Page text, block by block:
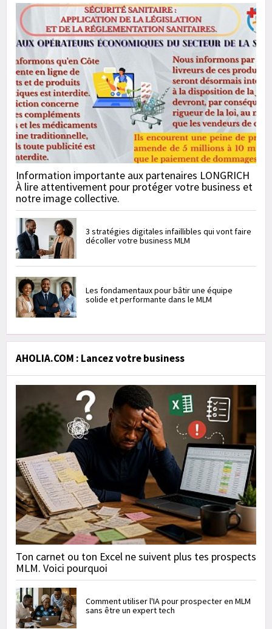
Information importante aux partenaires LONGRICH
À lire attentivement pour protéger votre business et
notre image collective.
3 stratégies digitales infaillibles qui vont faire
décoller votre business MLM
Les fondamentaux pour bâtir une équipe
solide et performante dans le MLM
AHOLIA.COM : Lancez votre business
Ton carnet ou ton Excel ne suivent plus tes prospects
MLM. Voici pourquoi
Comment utiliser l'IA pour prospecter en MLM
sans être un expert tech